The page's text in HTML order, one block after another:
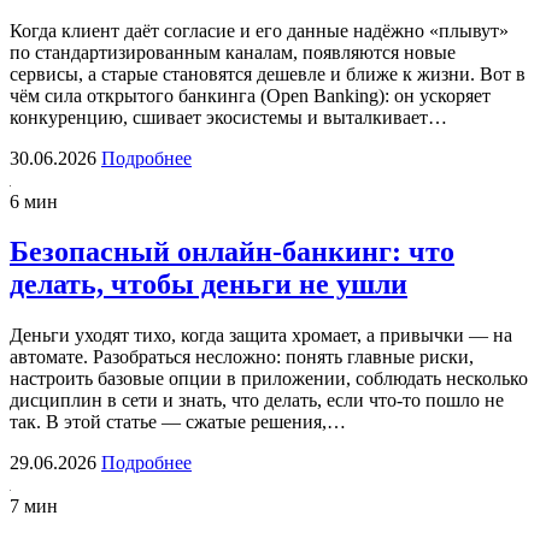
Когда клиент даёт согласие и его данные надёжно «плывут»
по стандартизированным каналам, появляются новые
сервисы, а старые становятся дешевле и ближе к жизни. Вот в
чём сила открытого банкинга (Open Banking): он ускоряет
конкуренцию, сшивает экосистемы и выталкивает…
30.06.2026 Подробнее
6 мин
Безопасный онлайн-банкинг: что
делать, чтобы деньги не ушли
Деньги уходят тихо, когда защита хромает, а привычки — на
автомате. Разобраться несложно: понять главные риски,
настроить базовые опции в приложении, соблюдать несколько
дисциплин в сети и знать, что делать, если что-то пошло не
так. В этой статье — сжатые решения,…
29.06.2026 Подробнее
7 мин